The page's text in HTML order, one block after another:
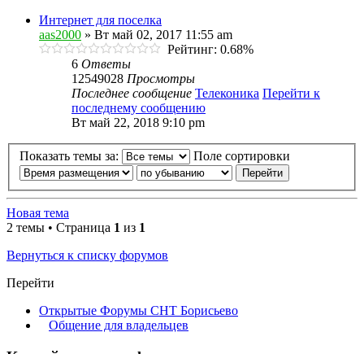
Интернет для поселка
aas2000 » Вт май 02, 2017 11:55 am
Рейтинг: 0.68%
6 Ответы
12549028 Просмотры
Последнее сообщение Телеконика Перейти к
последнему сообщению
Вт май 22, 2018 9:10 pm
Показать темы за: Поле сортировки
Новая тема
2 темы • Страница 1 из 1
Вернуться к списку форумов
Перейти
Открытые Форумы СНТ Борисьево
Общение для владельцев